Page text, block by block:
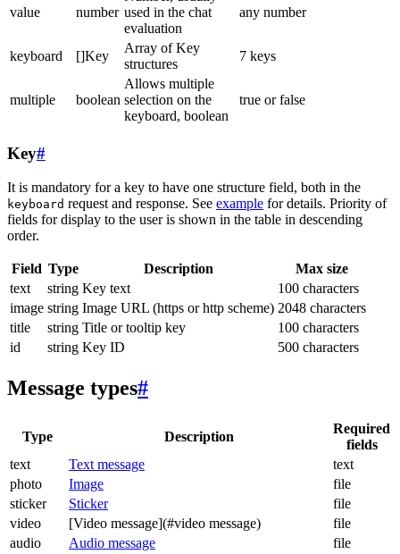
value number used in the chat
evaluation
any number
keyboard []Key
Array of Key
structures
7 keys
multiple boolean
Allows multiple
selection on the
keyboard, boolean
true or false
Key#
It is mandatory for a key to have one structure field, both in the
keyboard request and response. See example for details. Priority of
fields for display to the user is shown in the table in descending
order.
Field Type Description
Max size
text
string Key text
100 characters
image string Image URL (https or http scheme) 2048 characters
title
string Title or tooltip key
100 characters
id
string Key ID 500 characters
Message types#
Type Description
Required
fields
text
Text message
text
photo
Image
file
sticker
Sticker
file
video
[Video message](#video message)
file
audio
Audio message file